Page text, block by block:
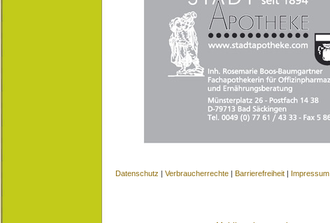
Datenschutz | Verbraucherrechte | Barrierefreiheit | Impressum